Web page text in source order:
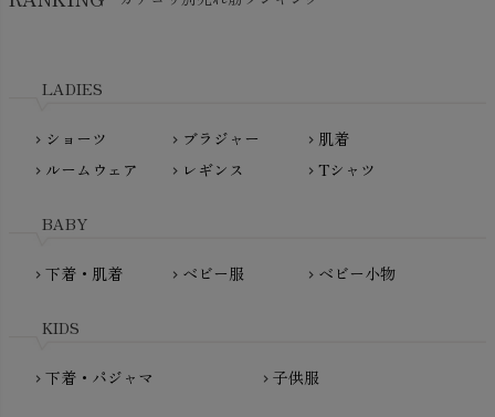
nanadecor（ナナデェコール）
Haruulala（ハルウララ）
PeopleTree（ピープルツリー）
PRISTINE（プリスティン）
fromF（フロムエフ）
Madame MO（マダムモー）
maggies（マギーズ）
MATONA（マトナ）
mini rodini（ミニロディーニ）
My Little Cozmo（マイリトルコズモ）
LADIES
chevron_right ショーツ chevron_right ブラジャー chevron_right 肌着
chevron_right ルームウェア chevron_right レギンス chevron_rightTシャツ
BABY
chevron_right 下着・肌着 chevron_right ベビー服 chevron_right ベビー小物
KIDS
chevron_right 下着・パジャマ chevron_right 子供服